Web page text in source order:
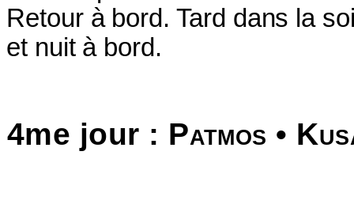
Retour à bord. Tard dans la
et nuit à bord.
4me jour : Patmos •